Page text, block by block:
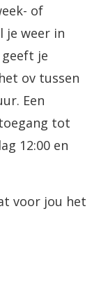
of
je weer in
je
ov tussen
Een
tot
12:00 en
voor jou het